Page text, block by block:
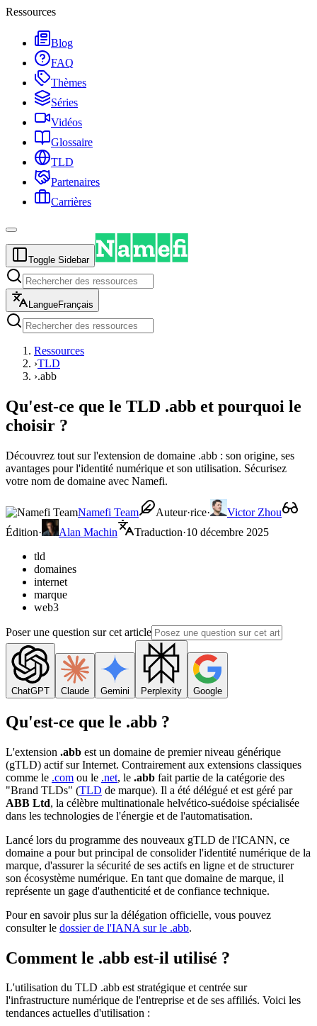
Ressources
Blog
FAQ
Thèmes
Séries
Vidéos
Glossaire
TLD
Partenaires
Carrières
Toggle Sidebar
LangueFrançais
Ressources
›TLD
›.abb
Qu'est-ce que le TLD .abb et pourquoi le
choisir ?
Découvrez tout sur l'extension de domaine .abb : son origine, ses
avantages pour l'identité numérique et son utilisation. Sécurisez
votre nom de domaine avec Namefi.
Namefi Team Auteur·rice·
Victor Zhou
Édition· Alan Machin Traduction·10 décembre 2025
tld
domaines
internet
marque
web3
Poser une question sur cet article
ChatGPT Claude Gemini Perplexity Google
Qu'est-ce que le .abb ?
L'extension .abb est un domaine de premier niveau générique
(gTLD) actif sur Internet. Contrairement aux extensions classiques
comme le .com ou le .net, le .abb fait partie de la catégorie des
"Brand TLDs" (TLD de marque). Il a été délégué et est géré par
ABB Ltd, la célèbre multinationale helvético-suédoise spécialisée
dans les technologies de l'énergie et de l'automatisation.
Lancé lors du programme des nouveaux gTLD de l'ICANN, ce
domaine a pour but principal de consolider l'identité numérique de la
marque, d'assurer la sécurité de ses actifs en ligne et de structurer
son écosystème numérique. En tant que domaine de marque, il
représente un gage d'authenticité et de confiance technique.
Pour en savoir plus sur la délégation officielle, vous pouvez
consulter le dossier de l'IANA sur le .abb.
Comment le .abb est-il utilisé ?
L'utilisation du TLD .abb est stratégique et centrée sur
l'infrastructure numérique de l'entreprise et de ses affiliés. Voici les
tendances actuelles d'utilisation :